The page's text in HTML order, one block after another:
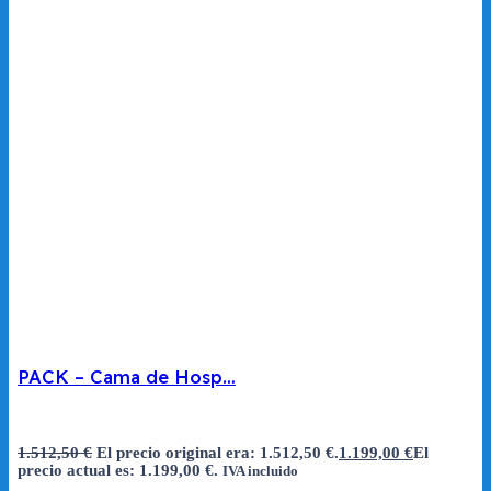
PACK – Cama de Hosp…
1.512,50€ El precio original era: 1.512,50 €.1.199,00 €El
precio actual es: 1.199,00 €. IVA incluido